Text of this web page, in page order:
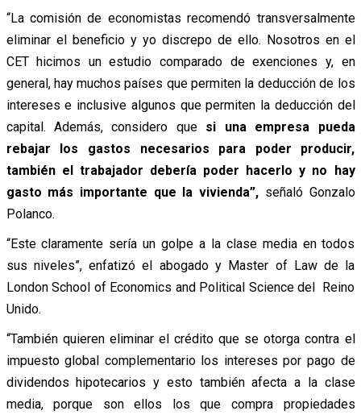
“La comisión de economistas recomendó transversalmente
eliminar el beneficio y yo discrepo de ello. Nosotros en el
CET hicimos un estudio comparado de exenciones y, en
general, hay muchos países que permiten la deducción de los
intereses e inclusive algunos que permiten la deducción del
capital. Además, considero que si una empresa pueda
rebajar los gastos necesarios para poder producir,
también el trabajador debería poder hacerlo y no hay
gasto más importante que la vivienda”, señaló Gonzalo
Polanco.
“Este claramente sería un golpe a la clase media en todos
sus niveles”, enfatizó el abogado y Master of Law de la
London School of Economics and Political Science del Reino
Unido.
“También quieren eliminar el crédito que se otorga contra el
impuesto global complementario los intereses por pago de
dividendos hipotecarios y esto también afecta a la clase
media, porque son ellos los que compra propiedades